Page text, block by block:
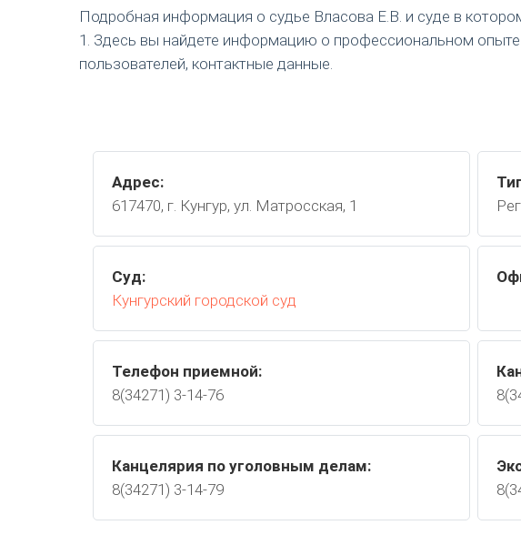
Подробная информация о судье Власова Е.В. и суде в
1. Здесь вы найдете информацию о профессиональном
пользователей, контактные данные.
Адрес:
617470, г. Кунгур, ул. Матросская, 1
Суд:
Кунгурский городской суд
Телефон приемной:
8(34271) 3-14-76
Канцелярия по уголовным делам:
8(34271) 3-14-79